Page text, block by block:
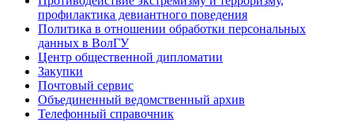
профилактика девиантного поведения
Политика в отношении обработки персональных
данных в ВолГУ
Центр общественной дипломатии
Закупки
Почтовый сервис
Объединенный ведомственный архив
Телефонный справочник